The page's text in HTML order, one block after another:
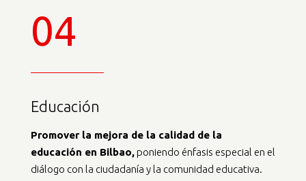
04
Educación
Promover la mejora de la calidad de la
educación en Bilbao,poniendo énfasis especial en el
diálogo con la ciudadanía y la comunidad educativa.